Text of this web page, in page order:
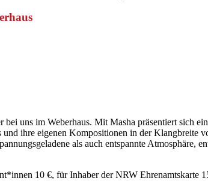
uns im Weberhaus. Mit Masha präsentiert sich
ihre eigenen Kompositionen in der Klangbreite
als auch entspannte Atmosphäre,
10 €, für Inhaber der NRW Ehrenamtskarte